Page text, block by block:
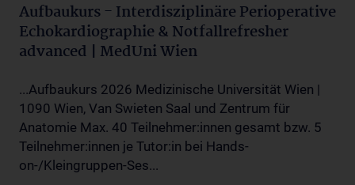
Aufbaukurs - Interdisziplinäre Perioperative
Echokardiographie & Notfallrefresher
advanced | MedUni Wien
...Aufbaukurs 2026 Medizinische Universität Wien |
1090 Wien, Van Swieten Saal und Zentrum für
Anatomie Max. 40 Teilnehmer:innen gesamt bzw. 5
Teilnehmer:innen je Tutor:in bei Hands-
on-/Kleingruppen-Ses...